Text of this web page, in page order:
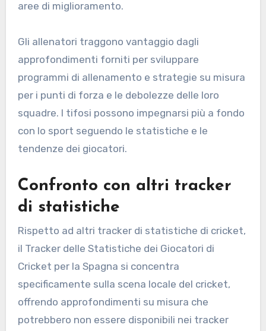
aree di miglioramento.
Gli allenatori traggono vantaggio dagli
approfondimenti forniti per sviluppare
programmi di allenamento e strategie su misura
per i punti di forza e le debolezze delle loro
squadre. I tifosi possono impegnarsi più a fondo
con lo sport seguendo le statistiche e le
tendenze dei giocatori.
Confronto con altri tracker
di statistiche
Rispetto ad altri tracker di statistiche di cricket,
il Tracker delle Statistiche dei Giocatori di
Cricket per la Spagna si concentra
specificamente sulla scena locale del cricket,
offrendo approfondimenti su misura che
potrebbero non essere disponibili nei tracker